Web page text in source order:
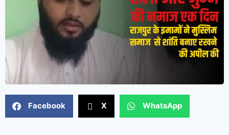
Facebook X WhatsApp